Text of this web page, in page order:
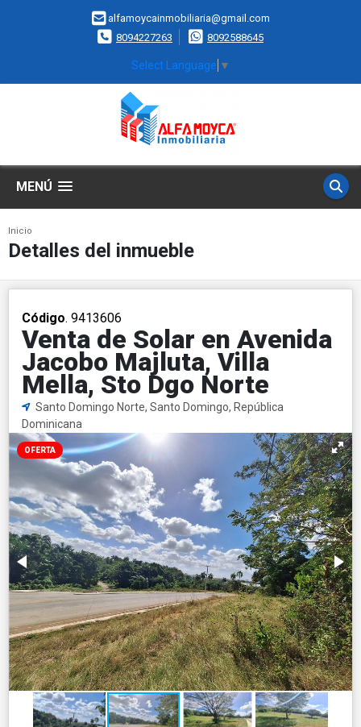
alfamoycainmobiliaria@gmail.com
8094227263
8092588645
Select Language ▼
MENÚ
Inicio
Detalles del inmueble
Código. 9413606
Venta de Solar en Avenida
Jacobo Majluta, Villa
Mella, Sto Dgo Norte
Santo Domingo Norte, Santo Domingo, República
Dominicana
OFERTA